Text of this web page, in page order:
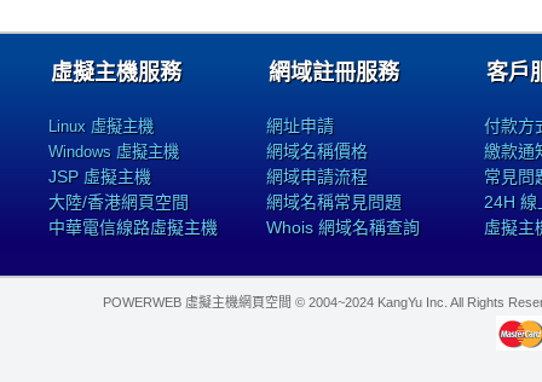
虛擬主機服務
Linux 虛擬主機
Windows 虛擬主機
JSP 虛擬主機
大陸/香港網頁空間
中華電信線路虛擬主機
網域註冊服務
網址申請
網域名稱價格
網域申請流程
網域名稱常見問題
Whois 網域名稱查詢
客戶
付款方
繳款通
常見問
24H 線
虛擬主
POWERWEB 虛擬主機網頁空間 © 2004~2024 KangYu Inc. All Rights